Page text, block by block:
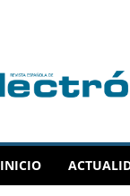
INICIO